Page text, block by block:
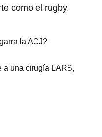
como el rugby.
la ACJ?
a una cirugía LARS,